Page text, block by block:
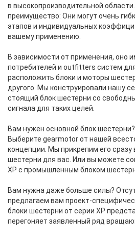
в высокопроизводительной
преимущество: Они могут очень
этапов и индивидуальных
вашему применению.
В зависимости от применения, оно
потребителей и outfitters систем
расположить блоки и моторы
другого. Мы конструировали нашу
стоящий блок шестерни со
сигнала для таких целей.
Вам нужен основной блок
Выберите gearmotor от нашей
концепции. Мы прикрепим его сразу
шестерни для вас. Или вы можете
XP с промышленным блоком
Вам нужна даже больше силы?
предлагаем вам проект-
блоки шестерни от серии XP
перегоняет заявленный ряд